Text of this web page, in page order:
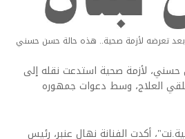
بعد تعرضه لأزمة صحية.. هذه حالة حسن حسني
لأزمة صحية استدعت نقله إلى
العلاج، وسط دعوات جمهوره
أكدت الفنانة نهال عنبر، رئيس